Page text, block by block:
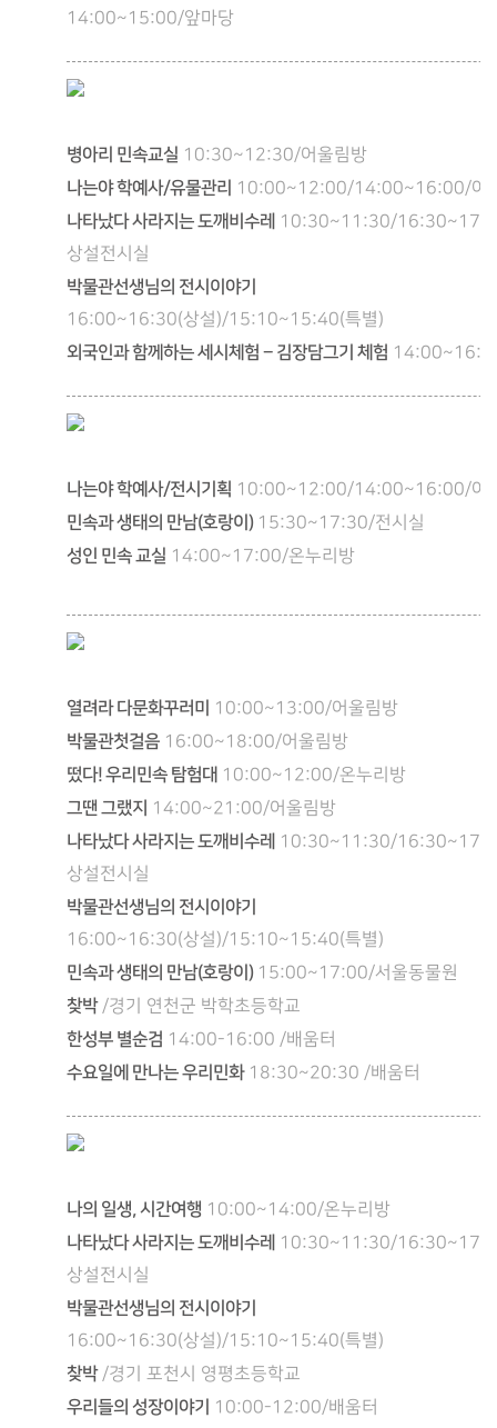
14:00~15:00/앞마당
병아리 민속교실 10:30~12:30/어울림방
나는야 학예사/유물관리 10:00~12:00/14:00~16:00/어
나타났다 사라지는 도깨비수레
10:30~11:30/
상설전시실
박물관선생님의 전시이야기
16:00~16:30(상설)/15:10~15:40(특별)
외국인과 함께하는 세시체험 – 김장담그기 체험
나는야 학예사/전시기획 10:00~12:00/14:00~16:00/어
민속과 생태의 만남(호랑이) 15:30~17:30/전시실
성인 민속 교실 14:00~17:00/온누리방
열려라 다문화꾸러미 10:00~13:00/어울림방
박물관첫걸음 16:00~18:00/어울림방
떴다! 우리민속 탐험대 10:00~12:00/온누리방
그땐 그랬지 14:00~21:00/어울림방
나타났다 사라지는 도깨비수레
10:30~11:30/
상설전시실
박물관선생님의 전시이야기
16:00~16:30(상설)/15:10~15:40(특별)
민속과 생태의 만남(호랑이) 15:00~17:00/서울동물원
찾박 /경기 연천군 박학초등학교
한성부 별순검 14:00-16:00 /배움터
수요일에 만나는 우리민화 18:30~20:30 /배움터
나의 일생, 시간여행 10:00~14:00/온누리방
나타났다 사라지는 도깨비수레
10:30~11:30/
상설전시실
박물관선생님의 전시이야기
16:00~16:30(상설)/15:10~15:40(특별)
찾박 /경기 포천시 영평초등학교
우리들의 성장이야기 10:00-12:00/배움터